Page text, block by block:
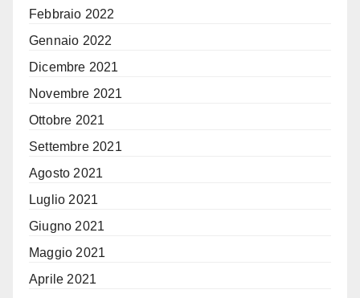
Febbraio 2022
Gennaio 2022
Dicembre 2021
Novembre 2021
Ottobre 2021
Settembre 2021
Agosto 2021
Luglio 2021
Giugno 2021
Maggio 2021
Aprile 2021